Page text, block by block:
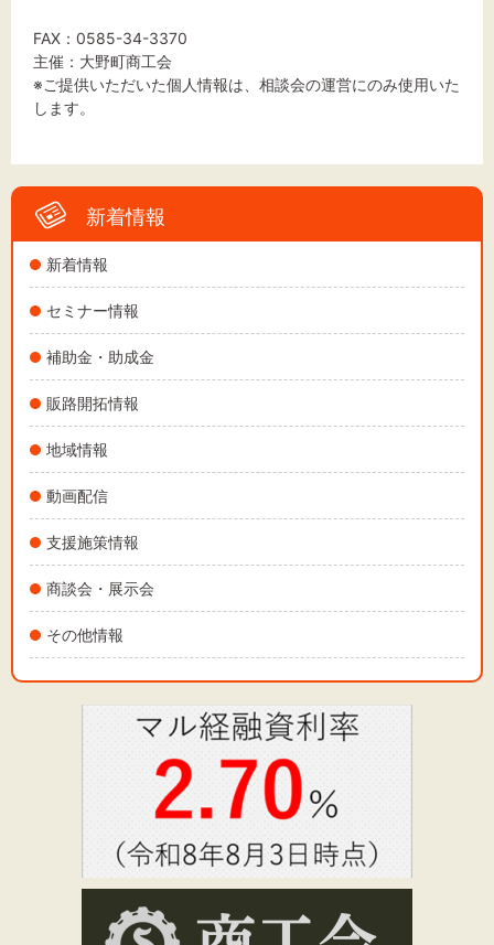
新着情報
新着情報
セミナー情報
補助金・助成金
販路開拓情報
地域情報
動画配信
支援施策情報
商談会・展示会
その他情報
FAX：0585-34-3370
主催：大野町商工会
※ご提供いただいた個人情報は、相談会の運営にのみ使用いた
します。